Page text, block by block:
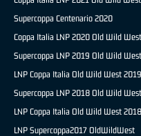
Supercoppa Centenario 2020
Coppa Italia LNP 2020 Old Wild West
Supercoppa LNP 2019 Old Wild West
LNP Coppa Italia Old Wild West 2019
Supercoppa LNP 2018 Old Wild West
LNP Coppa Italia Old Wild West 2018
LNP Supercoppa2017 OldWildWest